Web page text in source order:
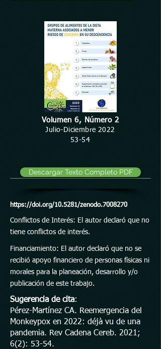
Volumen 6, Número 2
Julio-Diciembre 2022
53-54
Descargar Texto Completo PDF
https://doi.org/10.5281/zenodo.7008270
Conflictos de Interés: El autor declaró que no
tiene conflictos de interés.
Financiamiento: El autor declaró que no se
recibió apoyo financiero de personas físicas ni
morales para la planeación, desarrollo y/o
publicación de este trabajo.
Sugerencia de cita:
Pérez-Martínez CA. Reemergencia del
Monkeypox en 2022: déjà vu de una
pandemia. Rev Cadena Cereb. 2021;
6(2): 53-54.